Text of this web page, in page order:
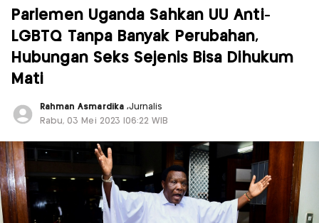
Parlemen Uganda Sahkan UU Anti-
LGBTQ Tanpa Banyak Perubahan,
Hubungan Seks Sejenis Bisa Dihukum
Mati
Rahman Asmardika ,Jurnalis
Rabu, 03 Mei 2023 |06:22 WIB